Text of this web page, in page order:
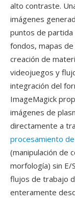
alto contraste.
imágenes
puntos de
fondos, mapas
creación de
videojuegos y
integración del
ImageMagick
imágenes de
directamente a
procesamiento
(manipulación de
morfología) sin
flujos de trabajo
enteramente